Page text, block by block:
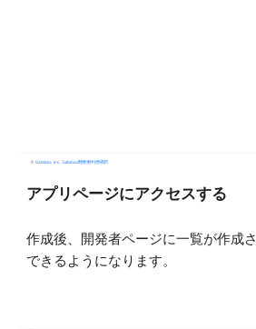
アプリページにアクセスする
作成後、開発者ページに一覧が作成
できるようになります。